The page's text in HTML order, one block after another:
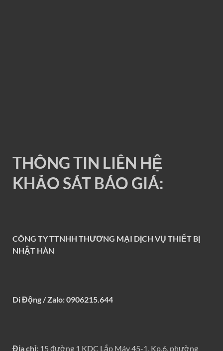
THÔNG TIN LIÊN HỆ
KHẢO SÁT BÁO GIÁ:
CÔNG TY TTNHH THƯƠNG MẠI DỊCH VỤ THIẾT BỊ
NHẬT HÀN
Di Động / Zalo: 0906215.644
Địa chỉ: 15 đường 1 KDC Lắp Máy 45-1, Kp.6, phường